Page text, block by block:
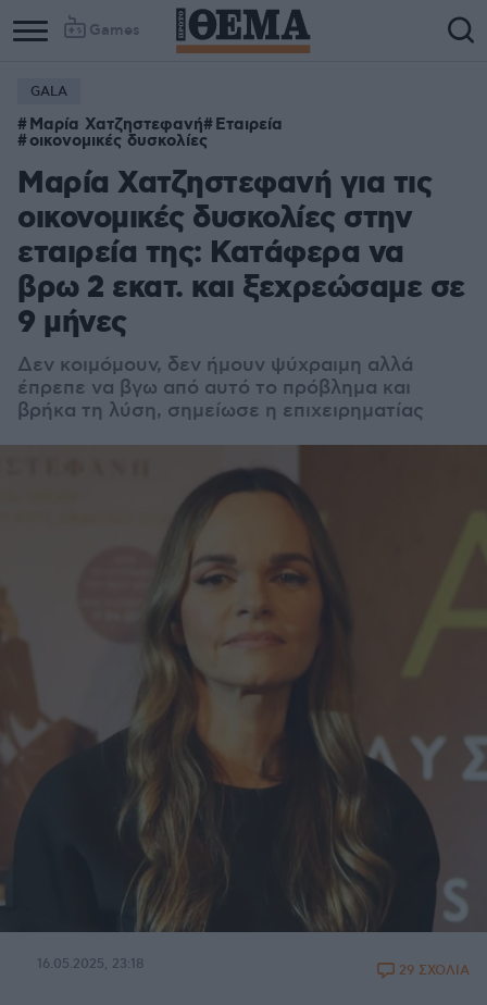
Games
GALA
Μαρία Χατζηστεφανή Εταιρεία
οικονομικές δυσκολίες
Μαρία Χατζηστεφανή για τις
οικονομικές δυσκολίες στην
εταιρεία της: Κατάφερα να
βρω 2 εκατ. και ξεχρεώσαμε σε
9 μήνες
Δεν κοιμόμουν, δεν ήμουν ψύχραιμη αλλά
έπρεπε να βγω από αυτό το πρόβλημα και
βρήκα τη λύση, σημείωσε η επιχειρηματίας
16.05.2025, 23:18 29 ΣΧΟΛΙΑ